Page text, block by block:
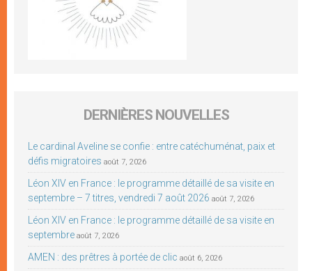
DERNIÈRES NOUVELLES
Le cardinal Aveline se confie : entre catéchuménat, paix et
défis migratoires août 7, 2026
Léon XIV en France : le programme détaillé de sa visite en
septembre – 7 titres, vendredi 7 août 2026 août 7, 2026
Léon XIV en France : le programme détaillé de sa visite en
septembre août 7, 2026
AMEN : des prêtres à portée de clic août 6, 2026